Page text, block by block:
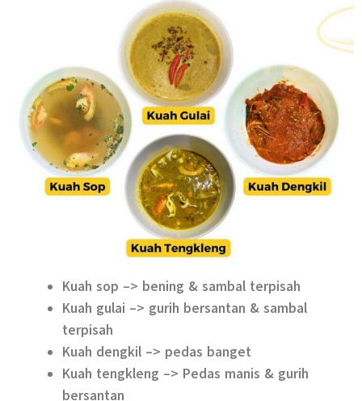
Kuah sop –> bening & sambal terpisah
Kuah gulai –> gurih bersantan & sambal
terpisah
Kuah dengkil –> pedas banget
Kuah tengkleng –> Pedas manis & gurih
bersantan